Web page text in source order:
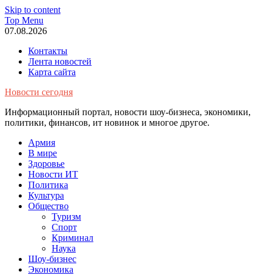
Skip to content
Top Menu
07.08.2026
Контакты
Лента новостей
Карта сайта
Новости сегодня
Информационный портал, новости шоу-бизнеса, экономики,
политики, финансов, ит новинок и многое другое.
Армия
В мире
Здоровье
Новости ИТ
Политика
Культура
Общество
Туризм
Спорт
Криминал
Наука
Шоу-бизнес
Экономика